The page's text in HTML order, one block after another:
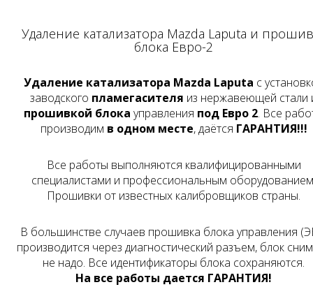
Удаление катализатора Mazda Laputa и
блока Евро-2
Удаление катализатора Mazda Laputa с
заводского пламегасителя из нержавеющей стали
прошивкой блока управления под Евро 2. Все
производим в одном месте, даётся ГАРАНТИЯ!!!
Все работы выполняются квалифицированными
специалистами и профессиональным
Прошивки от известных калибровщиков страны.
В большинстве случаев прошивка блока управления
производится через диагностический разъем, блок
не надо. Все идентификаторы блока сохраняются.
На все работы дается ГАРАНТИЯ!